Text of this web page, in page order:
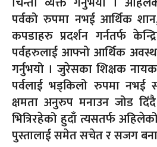
पर्वको रुपमा नभई आर्थिक
कपडाहरु प्रदर्शन गर्नतर्फ
पर्वहरुलाई आफ्नो आर्थिक
गर्नुभयो । जुरेसका शिक्षक
पर्वलाई भड्किलो रुपमा
क्षमता अनुरुप मनाउन जोड
भित्रिरहेको हुदाँ त्यसतर्फ
पुस्तालाई समेत सचेत र सजग